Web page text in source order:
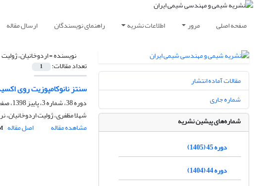
صفحه اصلی مرور اطلاعات نشریه راهنمای نویسندگان ارسال مقاله
نویسنده =اردوخانیان، ژولیت
تعداد مقالات: 1
سنتز نانوکامپوزیت روی
دوره 38، شماره 3، پاییز 1398، صفحه
شهلا مظفری، ژولیت اردوخانیان،
مشاهده مقاله
اصل مقاله
مقالات آماده انتشار
شماره جاری
شماره‌های پیشین نشریه
دوره 45 (1405)
دوره 44 (1404)